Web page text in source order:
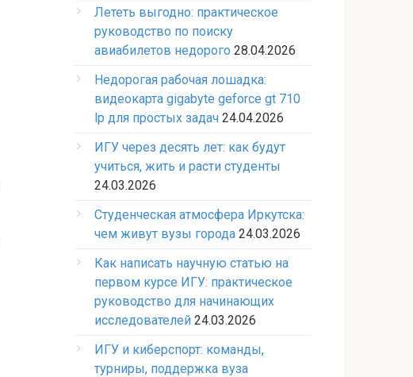
Лететь выгодно: практическое
руководство по поиску
авиабилетов недорого 28.04.2026
Недорогая рабочая лошадка:
видеокарта gigabyte geforce gt 710
lp для простых задач 24.04.2026
ИГУ через десять лет: как будут
учиться, жить и расти студенты
24.03.2026
Студенческая атмосфера Иркутска:
чем живут вузы города 24.03.2026
Как написать научную статью на
первом курсе ИГУ: практическое
руководство для начинающих
исследователей 24.03.2026
ИГУ и киберспорт: команды,
турниры, поддержка вуза